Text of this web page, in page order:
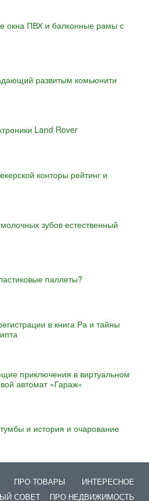
окна ПВХ и балконные рамы с
развитым комьюнити
Land Rover
конторы рейтинг и
зубов естественный
паллеты?
в книга Ра и тайны
приключения в виртуальном
автомат «Гараж»
и история и очарование
ПРО ТОВАРЫ
ИНТЕРЕСНОЕ
СОВЕТ ПРО НЕДВИЖИМОСТЬ